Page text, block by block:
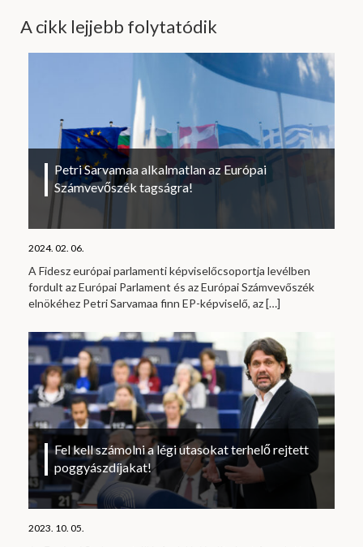
A cikk lejjebb folytatódik
Petri Sarvamaa alkalmatlan az Európai
Számvevőszék tagságra!
2024. 02. 06.
A Fidesz európai parlamenti képviselőcsoportja levélben
fordult az Európai Parlament és az Európai Számvevőszék
elnökéhez Petri Sarvamaa finn EP-képviselő, az[…]
Fel kell számolni a légi utasokat terhelő rejtett
poggyászdíjakat!
2023. 10. 05.